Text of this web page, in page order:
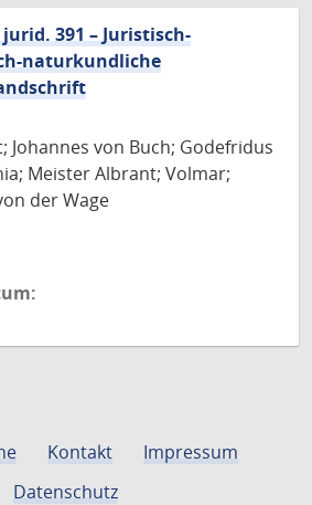
jurid. 391 – Juristisch-
naturkundliche
Johannes von Buch; Godefridus
Meister Albrant; Volmar;
der Wage
Kontakt
Impressum
Datenschutz